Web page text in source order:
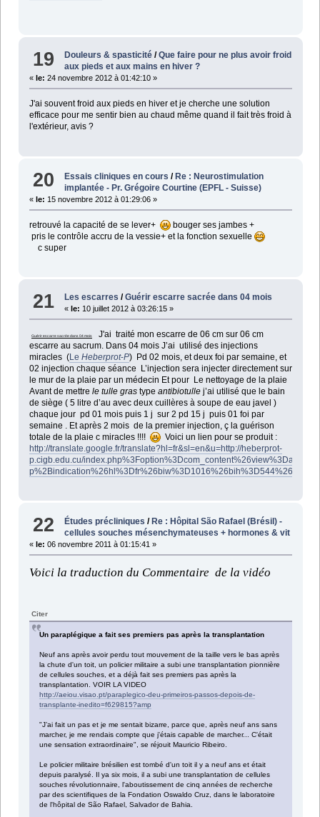
19 Douleurs & spasticité /Que faire pour ne plus avoir froid
aux pieds et aux mains en hiver ?
« le: 24 novembre 2012 à 01:42:10 »
J'ai souvent froid aux pieds en hiver et je cherche une solution
efficace pour me sentir bien au chaud même quand il fait très froid à
l'extérieur, avis ?
20 Essais cliniques en cours /Re : Neurostimulation
implantée - Pr. Grégoire Courtine (EPFL - Suisse)
« le: 15 novembre 2012 à 01:29:06 »
retrouvé la capacité de se lever+
bouger ses jambes +
pris le contrôle accru de la vessie+ et la fonction sexuelle
c super
21 Les escarres /Guérir escarre sacrée dans 04 mois
« le: 10 juillet 2012 à 03:26:15 »
Guérir escarre sacrée dans 04 moisJ'ai traité mon escarre de 06 cm sur 06 cm
escarre au sacrum. Dans 04 mois J’ai utilisé des injections
miracles (Le Heberprot-P) Pd 02 mois, et deux foi par semaine, et
02 injection chaque séance L’injection sera injecter directement sur
le mur de la plaie par un médecin Et pour Le nettoyage de la plaie
Avant de mettre le tulle grastype antibiotullej’ai utilisé que le bain
de siège ( 5 litre d’au avec deux cuillères à soupe de eau javel )
chaque jour pd 01 mois puis 1 j sur 2 pd 15 j puis 01 foi par
semaine . Et après 2 mois de la premier injection, ç la guérison
totale de la plaie c miracles !!!!
Voici un lien pour se produit :
http://translate.google.fr/translate?hl=fr&sl=en&u=http://heberprot-
p.cigb.edu.cu/
22 Études précliniques/Re : Hôpital São Rafael (Brésil) -
cellules souches mésenchymateuses + hormones & vit
« le: 06 novembre 2011 à 01:15:41 »
Voici la traduction du Commentaire de la vidéo
Citer
Un paraplégique a fait ses premiers pas après la transplantation
Neuf ans après avoir perdu tout mouvement de la taille vers le bas après
la chute d'un toit, un policier militaire a subi une transplantation pionnière
de cellules souches, et a déjà fait ses premiers pas après la
transplantation. VOIR LA VIDEO
http://aeiou.visao.pt/paraplegico-deu-primeiros-passos-depois-de-
transplante-inedito=f629815?amp
"J’ai fait un pas et je me sentait bizarre, parce que, après neuf ans sans
marcher, je me rendais compte que j'étais capable de marcher... C'était
une sensation extraordinaire", se réjouit Mauricio Ribeiro.
Le policier militaire brésilien est tombé d'un toit il y a neuf ans et était
depuis paralysé. Il ya six mois, il a subi une transplantation de cellules
souches révolutionnaire, l'aboutissement de cinq années de recherche
par des scientifiques de la Fondation Oswaldo Cruz, dans le laboratoire
de l'hôpital de São Rafael, Salvador de Bahia.